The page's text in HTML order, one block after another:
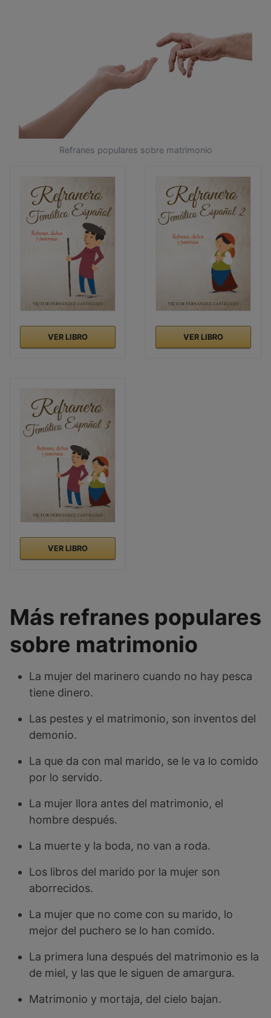
Refranes populares sobre matrimonio
VER LIBRO VER LIBRO
VER LIBRO
Más refranes populares
sobre matrimonio
La mujer del marinero cuando no hay pesca
tiene dinero.
Las pestes y el matrimonio, son inventos del
demonio.
La que da con mal marido, se le va lo comido
por lo servido.
La mujer llora antes del matrimonio, el
hombre después.
La muerte y la boda, no van a roda.
Los libros del marido por la mujer son
aborrecidos.
La mujer que no come con su marido, lo
mejor del puchero se lo han comido.
La primera luna después del matrimonio es la
de miel, y las que le siguen de amargura.
Matrimonio y mortaja, del cielo bajan.